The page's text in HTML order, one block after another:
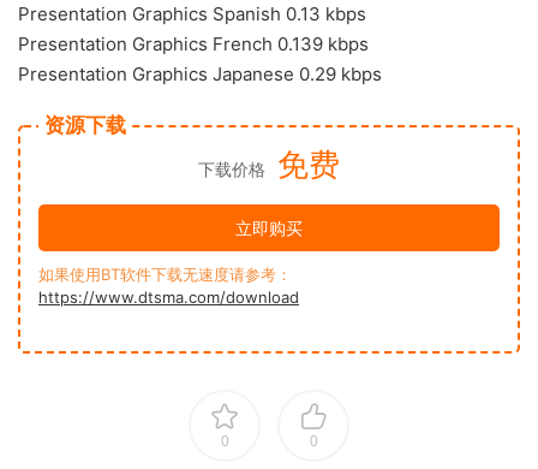
Presentation Graphics Spanish 0.13 kbps
Presentation Graphics French 0.139 kbps
Presentation Graphics Japanese 0.29 kbps
资源下载
下载价格 免费
立即购买
如果使用BT软件下载无速度请参考：
https://www.dtsma.com/download
0 0